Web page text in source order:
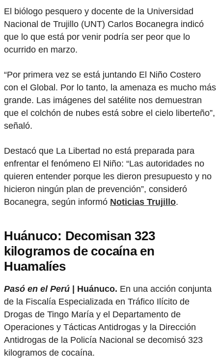
El biólogo pesquero y docente de la Universidad
Nacional de Trujillo (UNT) Carlos Bocanegra indicó
que lo que está por venir podría ser peor que lo
ocurrido en marzo.
“Por primera vez se está juntando El Niño Costero
con el Global. Por lo tanto, la amenaza es mucho más
grande. Las imágenes del satélite nos demuestran
que el colchón de nubes está sobre el cielo liberteño”,
señaló.
Destacó que La Libertad no está preparada para
enfrentar el fenómeno El Niño: “Las autoridades no
quieren entender porque les dieron presupuesto y no
hicieron ningún plan de prevención”, consideró
Bocanegra, según informó Noticias Trujillo.
Huánuco: Decomisan 323
kilogramos de cocaína en
Huamalíes
Pasó en el Perú | Huánuco. En una acción conjunta
de la Fiscalía Especializada en Tráfico Ilícito de
Drogas de Tingo María y el Departamento de
Operaciones y Tácticas Antidrogas y la Dirección
Antidrogas de la Policía Nacional se decomisó 323
kilogramos de cocaína.